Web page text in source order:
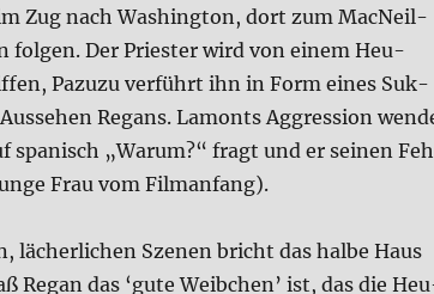
Zug nach Washing­ton, dort zum MacNeil-
fol­gen. Der Prie­ster wird von einem Heu­
Pazu­zu ver­führt ihn in Form eines Suk­
Regans. Lamonts Aggres­si­on
spa­nisch „War­um?“ fragt und er sei­nen
Frau vom Film­an­fang).
lächer­li­chen Sze­nen bricht das hal­be Haus
Regan das ‘gute Weib­chen’ ist, das die